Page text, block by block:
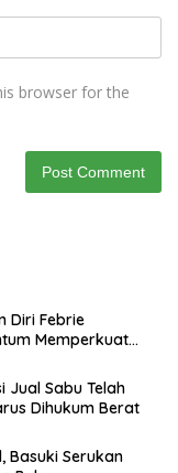
browser for the
Diri Febrie
Memperkuat
Jual Sabu Telah
Dihukum Berat
Basuki Serukan